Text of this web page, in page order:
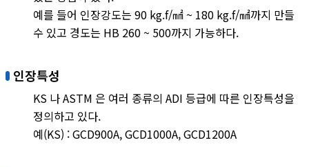
예를 들어 인장강도는 90 kg.f/㎟ ~ 180 kg.f/㎟까지 만들
수 있고 경도는 HB 260 ~ 500까지 가능하다.
인장특성
KS 나 ASTM 은 여러 종류의 ADI 등급에 따른 인장특성을
정의하고 있다.
예(KS) : GCD900A, GCD1000A, GCD1200A